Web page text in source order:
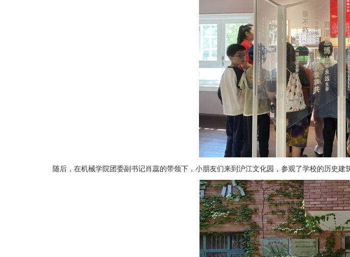
随后，在机械学院团委副书记肖蕊的带领下，小朋友们来到沪江文化园，参观了学校的历史建